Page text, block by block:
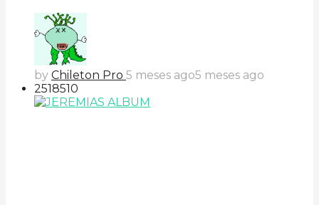
by Chileton Pro 5 meses ago5 meses ago
2518510